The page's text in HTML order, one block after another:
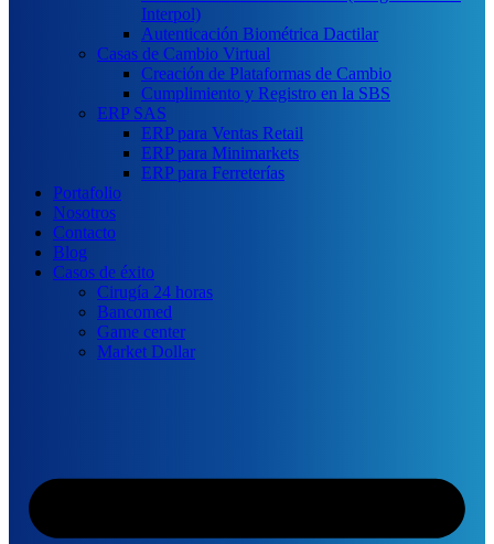
Interpol)
Autenticación Biométrica Dactilar
Casas de Cambio Virtual
Creación de Plataformas de Cambio
Cumplimiento y Registro en la SBS
ERP SAS
ERP para Ventas Retail
ERP para Minimarkets
ERP para Ferreterías
Portafolio
Nosotros
Contacto
Blog
Casos de éxito
Cirugía 24 horas
Bancomed
Game center
Market Dollar